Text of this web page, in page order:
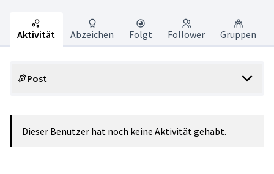
Aktivität Abzeichen Folgt Follower Gruppen
Post
Dieser Benutzer hat noch keine Aktivität gehabt.